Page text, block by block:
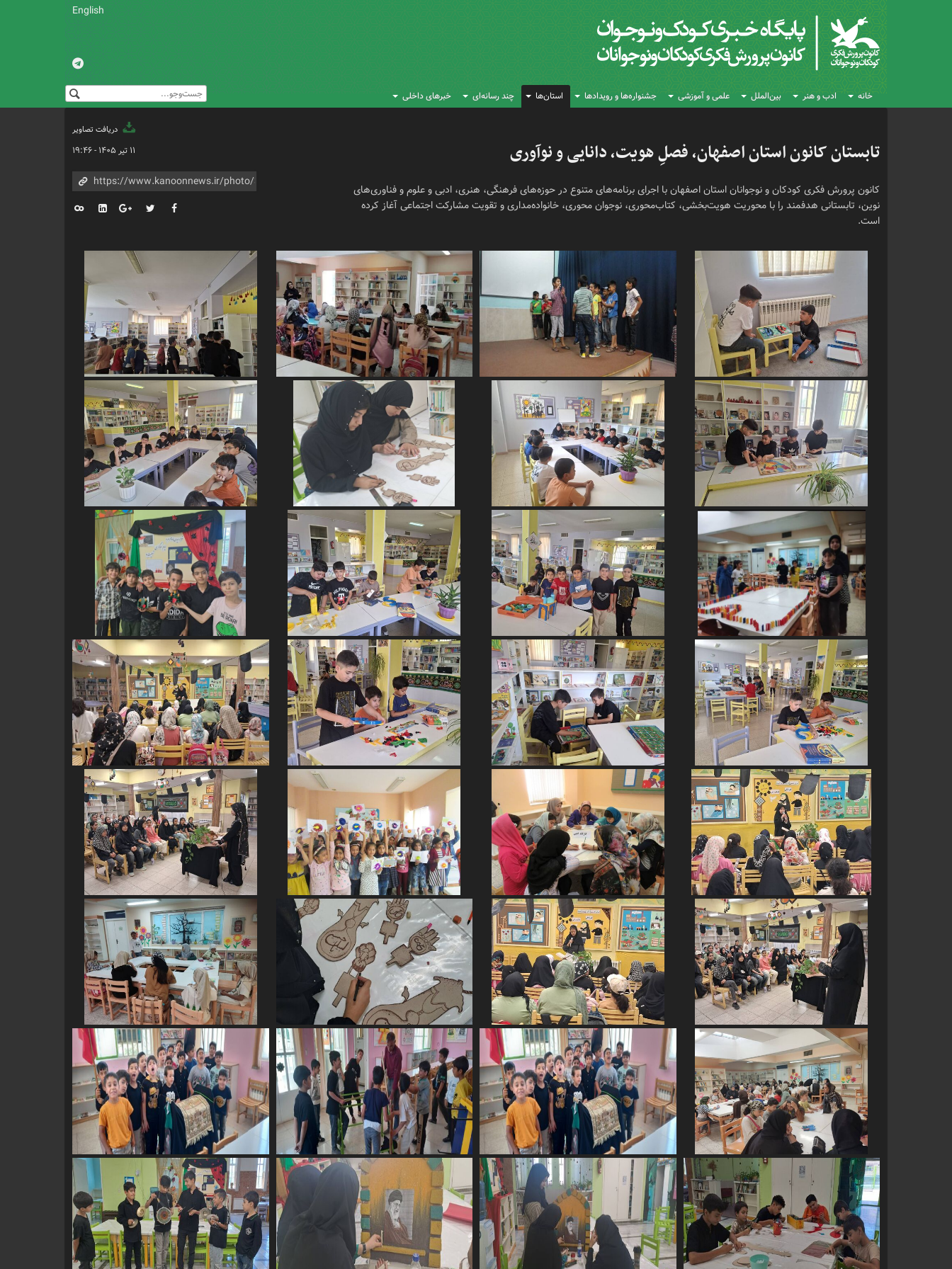
English
خانه ادب و هنر بین‌الملل علمی و آموزشی جشنواره‌ها و رویدادها استان‌ها چند رسانه‌ای خبرهای داخلی
دریافت تصاویر
تابستان کانون استان اصفهان، فصلِ هویت، دانایی و نوآوری
کانون پرورش فکری کودکان و نوجوانان استان اصفهان با اجرای برنامه‌های متنوع در حوزه‌های فرهنگی، هنری، ادبی و علوم و فناوری‌های
نوین، تابستانی هدفمند را با محوریت هویت‌بخشی، کتاب‌محوری، نوجوان محوری، خانواده‌مداری و تقویت مشارکت اجتماعی آغاز کرده
است.
۱۱ تیر ۱۴۰۵ - ۱۹:۴۶